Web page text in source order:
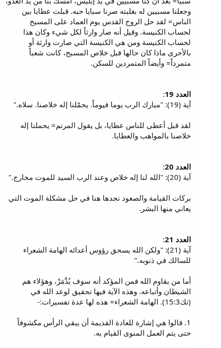
وجعلنا مسبيين له بغلبته صرنا سبايا حبه. قبلت عطايا بين
الناس= لقد حل الروح القدس يوم العماد على المسيح
لحساب الكنيسة. وقيل أنه صار وارثاً لكل شيء وكان هذا
لحساب الكنيسة ومن هي الكنيسة التي صارت وارثة أو
بالأحرى ماذا كان حالها قبل خلاص المسيح، كانت شعباً
متمرداً= وأيضاً المتمردين للسكن.
العدد 19
:
آية (19): "مبارك الرب يوما فيوماً. يحمّلنا إله خلاصنا. سلاه."
لقد قبل أعطى للناس عطايا، بل يقول المرنم= يحملنا إله
خلاصنا بالمواهب والعطايا.
العدد 20
:
آية (20): "الله لنا إله خلاص وعند الرب السيد للموت مخارج."
بركات القيامة والصعود نجدها هنا في حل مشكلة الموت التي
يعاني منها البشر.
العدد 21
:
آية (21): "ولكن الله يسحق رؤوس أعدائه الهامة الشعراء
للسالك في ذنوبه."
أما من يقاوم الله فمن المؤكد أنه سوف يُدَّمَرْ، وهؤلاء هم
الشيطان وأتباعه. وهذه الآية فيها تحقيق لوعد الله في
(تك15:3). الهامة الشعراء= هذه لها عدة تفسيرات:-
1. قالوا هي إشارة للعادة القديمة أن يبقي الرأس مكشوفاً
حتى يتم العمل المنوى القيام به.